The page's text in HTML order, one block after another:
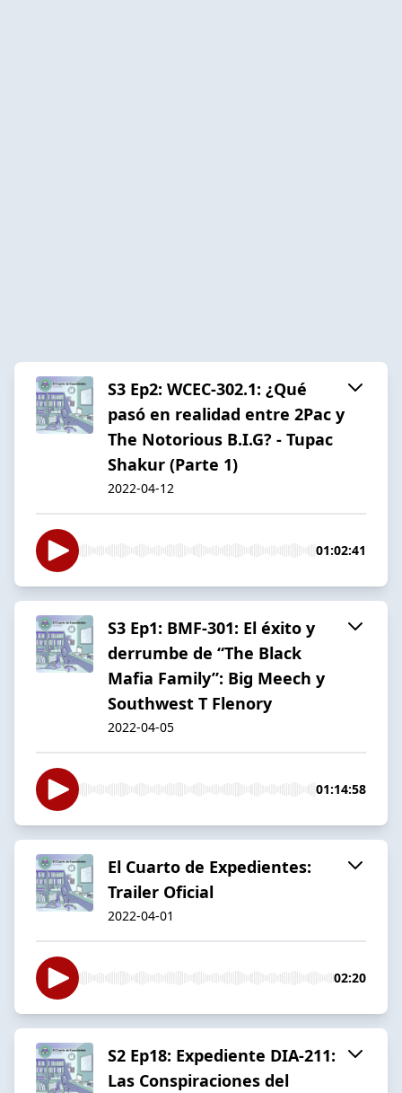
S3 Ep2: WCEC-302.1: ¿Qué
pasó en realidad entre 2Pac y
The Notorious B.I.G? - Tupac
Shakur (Parte 1)
2022-04-12
01:02:41
S3 Ep1: BMF-301: El éxito y
derrumbe de “The Black
Mafia Family”: Big Meech y
Southwest T Flenory
2022-04-05
01:14:58
El Cuarto de Expedientes:
Trailer Oficial
2022-04-01
02:20
S2 Ep18: Expediente DIA-211:
Las Conspiraciones del